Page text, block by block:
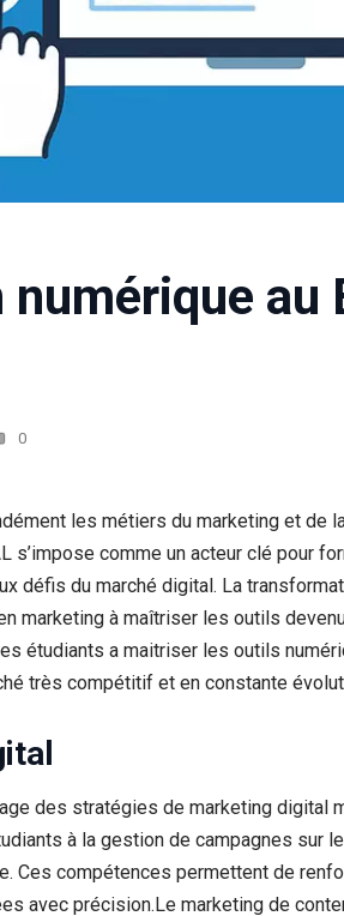
au
0
les métiers du marketing et de
s’impose comme un acteur clé pour
défis du marché digital. La
marketing à maîtriser les outils
étudiants a maitriser les outils
très compétitif et en constante
des stratégies de marketing digital
à la gestion de campagnes sur
Ces compétences permettent de
avec précision.Le marketing de